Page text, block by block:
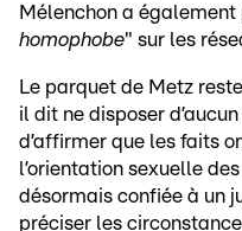
Mélenchon a également
homophobe" sur les
Le parquet de Metz
il dit ne disposer
d’affirmer que les faits
l’orientation sexuelle
désormais confiée à un
préciser les